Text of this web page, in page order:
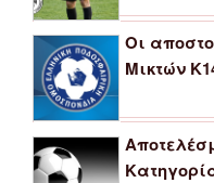
Οι
Μικτών